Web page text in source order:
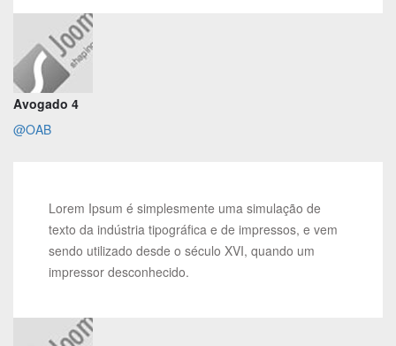
Avogado 4
@OAB
Lorem Ipsum é simplesmente uma simulação de
texto da indústria tipográfica e de impressos, e vem
sendo utilizado desde o século XVI, quando um
impressor desconhecido.